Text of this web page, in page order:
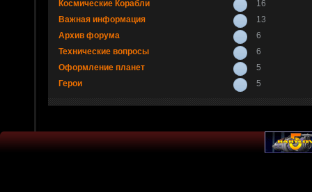
Космические Корабли
16
Важная информация
13
Архив форума
6
Технические вопросы
6
Оформление планет
5
Герои
5